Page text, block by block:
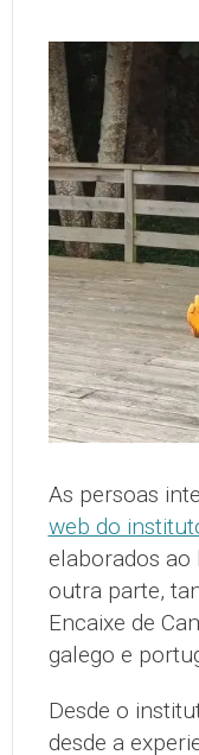
As persoas
web do
elaborados
outra parte,
Encaixe de
galego e
Desde o
desde a